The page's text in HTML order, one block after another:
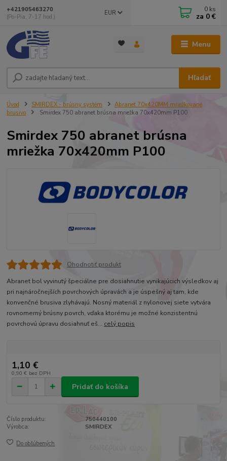
Menu
EUR
Hľadať
+421905463270
(Po-Pia, 7-17 hod.)
0 ks
za 0 €
Úvod SMIRDEX - brúsny systém
Abranet 70x420MM mriežkované
brusivo
Smirdex 750 abranet brúsna mriežka 70x420mm P100
Smirdex 750 abranet brúsna
mriežka 70x420mm P100
Ohodnotiť produkt
Abranet bol vyvinutý špeciálne pre dosiahnutie vynikajúcich výsledkov aj
pri najnáročnejších povrchových úpravách a je úspešný aj tam, kde
konvenčné brusiva zlyhávajú. Nosný materiál z nylonovej siete vytvára
rovnomerný brúsny povrch, vďaka ktorému je možné konzistentnú
povrchovú úpravu dosiahnuť eš... celý popis
1,10 €
0,90 € bez DPH
Pridať do košíka
Číslo produktu:
750440100
Výrobca:
SMIRDEX
Do obľúbených